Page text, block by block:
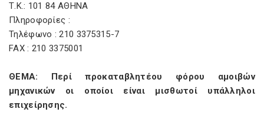
Τ.Κ.: 101 84 ΑΘΗΝΑ
Πληροφορίες :
Τηλέφωνο : 210 3375315-7
FAX : 210 3375001
ΘΕΜΑ: Περί προκαταβλητέου φόρου αμοιβών
μηχανικών οι οποίοι είναι μισθωτοί υπάλληλοι
επιχείρησης.